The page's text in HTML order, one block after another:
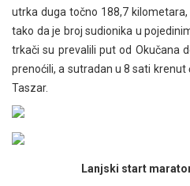
utrka duga točno 188,7
tako da je broj sudionika u
trkači su prevalili put od Okučana
prenoćili, a sutradan u 8 sati krenut
Taszar.
Lanjski start